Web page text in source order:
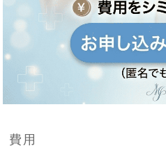
費用